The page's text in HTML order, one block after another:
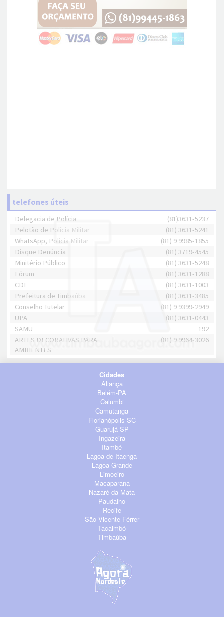
telefones úteis
Delegacia de Polícia
(81)3631-5237
Pelotão de Polícia Militar
(81) 3631-5241
WhatsApp, Polícia Militar
(81) 9 9985-1855
Disque Denúncia
(81) 3719-4545
Minitério Público
(81) 3631-5248
Fórum
(81) 3631-1288
CDL
(81) 3631-1003
Prefeitura de Timbaúba
(81) 3631-3485
Conselho Tutelar
(81) 9 9399-2949
UPA
(81) 3631-0443
SAMU
192
ARTES DECORATIVAS PARA
AMBIENTES
(81) 9 9964-3026
Cidades
Aliança
Belém-PA
Calumbi
Camutanga
Florianópolis-SC
Guarujá-SP
Ingazeira
Itambé
Lagoa de Itaenga
Lagoa Grande
Limoeiro
Macaparana
Nazaré da Mata
Paudalho
Recife
São Vicente Férrer
Tacaimbó
Timbaúba